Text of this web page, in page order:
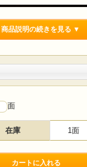
品説明の続きを見る ▼
面
在庫 1面